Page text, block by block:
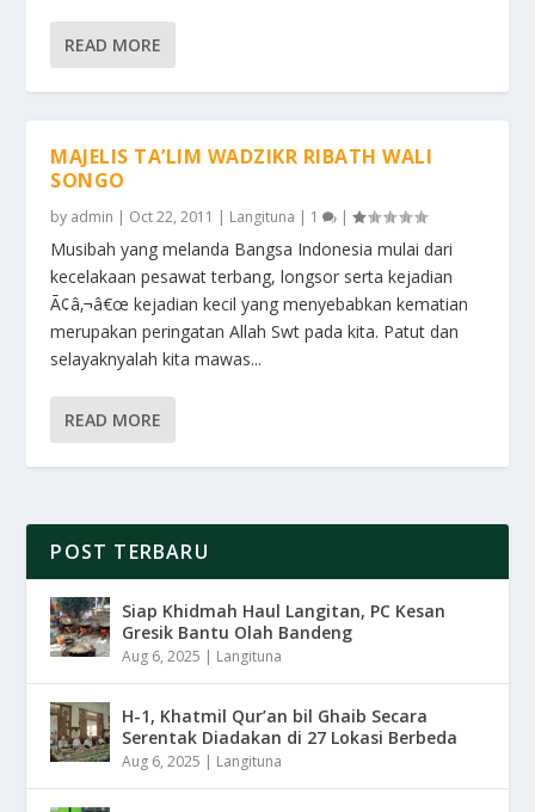
READ MORE
MAJELIS TA’LIM WADZIKR RIBATH WALI
SONGO
by admin | Oct 22, 2011 | Langituna | 1 |
Musibah yang melanda Bangsa Indonesia mulai dari
kecelakaan pesawat terbang, longsor serta kejadian
Ã¢â‚¬â€œ kejadian kecil yang menyebabkan kematian
merupakan peringatan Allah Swt pada kita. Patut dan
selayaknyalah kita mawas...
READ MORE
POST TERBARU
Siap Khidmah Haul Langitan, PC Kesan
Gresik Bantu Olah Bandeng
Aug 6, 2025 | Langituna
H-1, Khatmil Qur’an bil Ghaib Secara
Serentak Diadakan di 27 Lokasi Berbeda
Aug 6, 2025 | Langituna